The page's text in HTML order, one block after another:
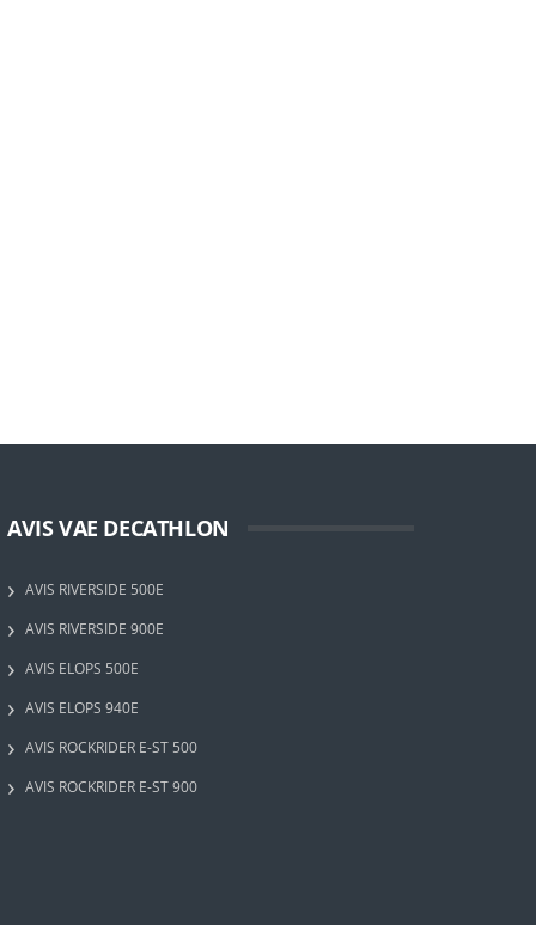
AVIS VAE DECATHLON
AVIS RIVERSIDE 500E
AVIS RIVERSIDE 900E
AVIS ELOPS 500E
AVIS ELOPS 940E
AVIS ROCKRIDER E-ST 500
AVIS ROCKRIDER E-ST 900